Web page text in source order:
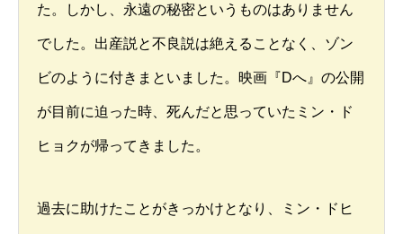
た。しかし、永遠の秘密というものはありません
でした。出産説と不良説は絶えることなく、ゾン
ビのように付きまといました。映画『Dへ』の公開
が目前に迫った時、死んだと思っていたミン・ド
ヒョクが帰ってきました。
過去に助けたことがきっかけとなり、ミン・ドヒ